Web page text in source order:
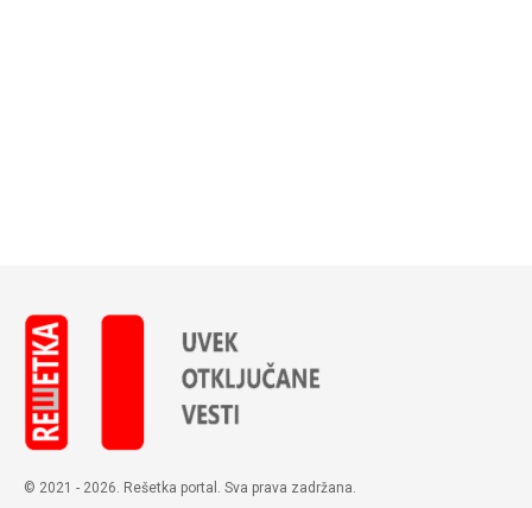
© 2021 - 2026. Rešetka portal. Sva prava zadržana.